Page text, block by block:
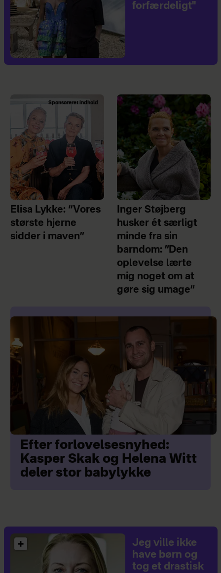
forfærdeligt"
Sponsoreret indhold
Elisa Lykke: “Vores
største hjerne
sidder i maven”
Inger Støjberg
husker ét særligt
minde fra sin
barndom: ”Den
oplevelse lærte
mig noget om at
gøre sig umage”
Efter forlovelsesnyhed:
Kasper Skak og Helena Witt
deler stor babylykke
Jeg ville ikke
have børn og
tog et drastisk